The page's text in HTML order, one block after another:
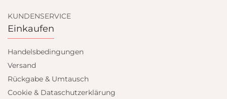
KUNDENSERVICE
Einkaufen
Handelsbedingungen
Versand
Rückgabe & Umtausch
Cookie & Dataschutzerklärung